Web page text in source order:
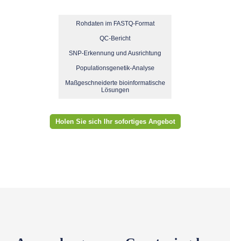
Rohdaten im FASTQ-Format
QC-Bericht
SNP-Erkennung und Ausrichtung
Populationsgenetik-Analyse
Maßgeschneiderte bioinformatische
Lösungen
Holen Sie sich Ihr sofortiges Angebot